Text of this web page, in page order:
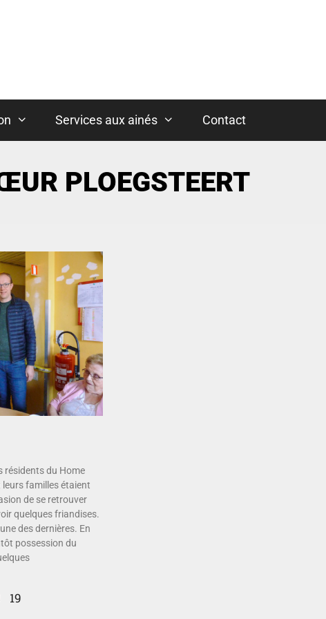
Services aux ainés Contact
PLOEGSTEERT
résidents du Home
familles étaient
de se retrouver
quelques friandises.
des dernières. En
possession du
19